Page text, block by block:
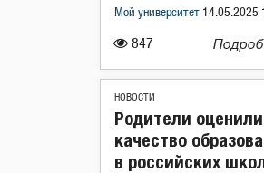
847
Мой университет 14.05.2025
НОВОСТИ
Родители оценили
качество
в российских